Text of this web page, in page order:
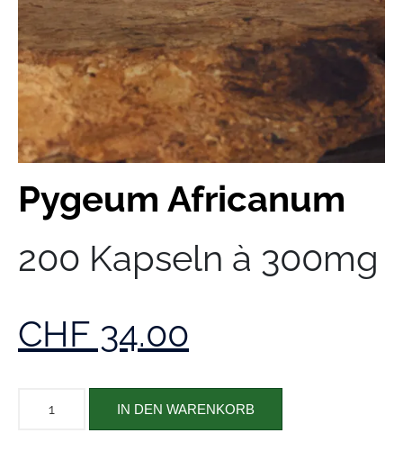
Pygeum Africanum
200 Kapseln à 300mg
CHF 34.00
IN DEN WARENKORB